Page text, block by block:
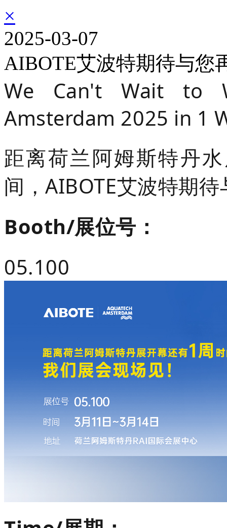
×
2025-03-07
AIBOTE艾波特期待与您
We Can't Wait to
Amsterdam 2025 in 1
距离荷兰阿姆斯特丹
间，AIBOTE艾波特期
Booth/展位号：
05.100